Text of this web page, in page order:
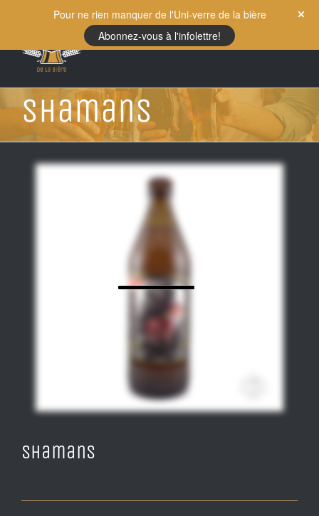
content
Shamans
Shamans
Pour ne rien manquer de l'Uni-verre de la bière
Abonnez-vous à l'infolettre!